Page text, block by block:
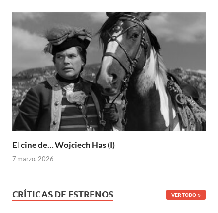
El cine de… Wojciech Has (I)
7 marzo, 2026
CRÍTICAS DE ESTRENOS VER TODO